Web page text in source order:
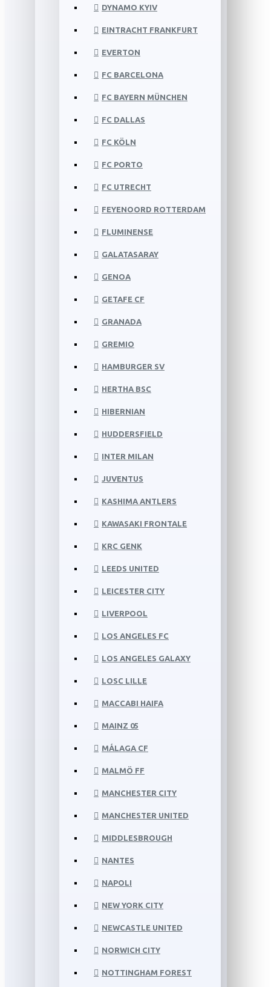
DYNAMO KYIV
EINTRACHT FRANKFURT
EVERTON
FC BARCELONA
FC BAYERN MÜNCHEN
FC DALLAS
FC KÖLN
FC PORTO
FC UTRECHT
FEYENOORD ROTTERDAM
FLUMINENSE
GALATASARAY
GENOA
GETAFE CF
GRANADA
GREMIO
HAMBURGER SV
HERTHA BSC
HIBERNIAN
HUDDERSFIELD
INTER MILAN
JUVENTUS
KASHIMA ANTLERS
KAWASAKI FRONTALE
KRC GENK
LEEDS UNITED
LEICESTER CITY
LIVERPOOL
LOS ANGELES FC
LOS ANGELES GALAXY
LOSC LILLE
MACCABI HAIFA
MAINZ 05
MÁLAGA CF
MALMÖ FF
MANCHESTER CITY
MANCHESTER UNITED
MIDDLESBROUGH
NANTES
NAPOLI
NEW YORK CITY
NEWCASTLE UNITED
NORWICH CITY
NOTTINGHAM FOREST